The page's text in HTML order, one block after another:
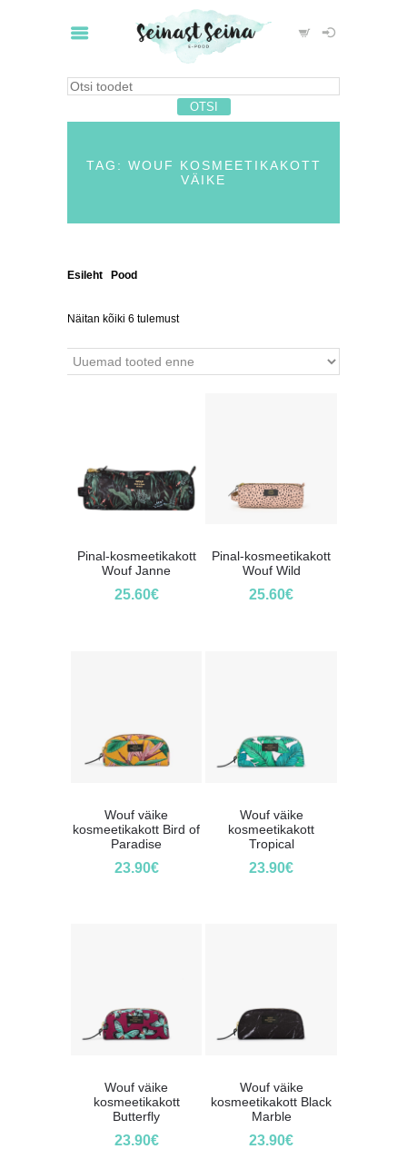
TAG: WOUF KOSMEETIKAKOTT
VÄIKE
Esileht Pood
Näitan kõiki 6 tulemust
Pinal-kosmeetikakott
Wouf Janne
25.60€
Pinal-kosmeetikakott
Wouf Wild
25.60€
Wouf väike
kosmeetikakott Bird of
Paradise
23.90€
Wouf väike
kosmeetikakott
Tropical
23.90€
Wouf väike
kosmeetikakott
Butterfly
23.90€
Wouf väike
kosmeetikakott Black
Marble
23.90€